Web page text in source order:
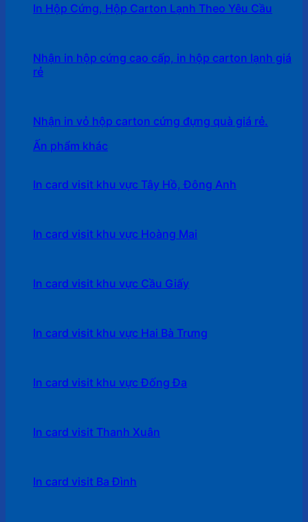
In Hộp Cứng, Hộp Carton Lạnh Theo Yêu Cầu
Nhận in hộp cứng cao cấp, in hộp carton lạnh giá
rẻ
Nhận in vỏ hộp carton cứng đựng quà giá rẻ.
Ấn phẩm khác
In card visit khu vực Tây Hồ, Đông Anh
In card visit khu vực Hoàng Mai
In card visit khu vực Cầu Giấy
In card visit khu vực Hai Bà Trưng
In card visit khu vực Đống Đa
In card visit Thanh Xuân
In card visit Ba Đình